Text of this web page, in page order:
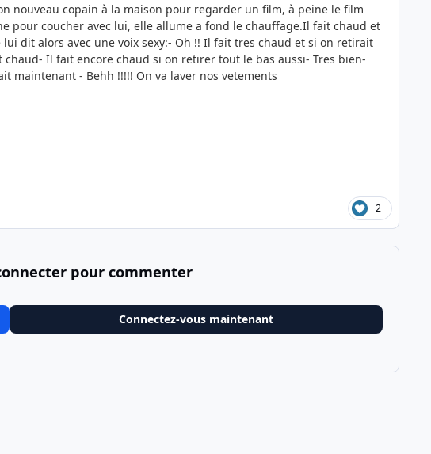
nouveau copain à la maison pour regarder un film, à peine le film
pour coucher avec lui, elle allume a fond le chauffage.Il fait chaud et
dit alors avec une voix sexy:- Oh !! Il fait tres chaud et si on retirait
chaud- Il fait encore chaud si on retirer tout le bas aussi- Tres bien-
maintenant - Behh !!!!! On va laver nos vetements
2
pour commenter
Connectez-vous maintenant